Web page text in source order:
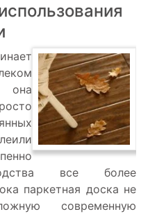
она
все более
паркетная доска не
современную